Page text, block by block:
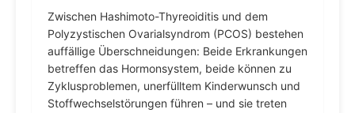
Zwischen Hashimoto-Thyreoiditis und dem
Polyzystischen Ovarialsyndrom (PCOS) bestehen
auffällige Überschneidungen: Beide Erkrankungen
betreffen das Hormonsystem, beide können zu
Zyklusproblemen, unerfülltem Kinderwunsch und
Stoffwechselstörungen führen – und sie treten